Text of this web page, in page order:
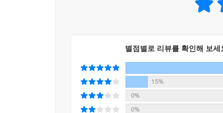
이 책은 우리가 지금까지 해왔던 투자 방법들
재테크 시장의 정보와 노이즈를 구별하고 거짓과
이 책은 2011년 출간 후 재테크 분야에서 베
금융회사의 이면을 숨김없이 담아서 독자들에
별점별로 리뷰를 확인해 보세
15%
0%
0%